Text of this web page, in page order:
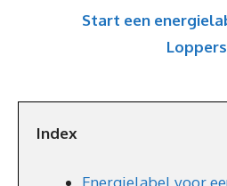
Start een
Index
Energielabel voor